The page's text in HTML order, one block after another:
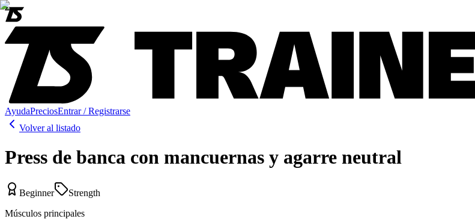
AyudaPreciosEntrar / Registrarse
Volver al listado
Press de banca con mancuernas y agarre neutral
Beginner
Strength
Músculos principales